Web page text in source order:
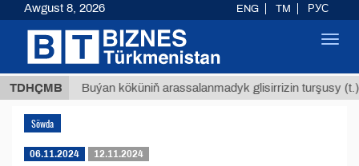
TDHÇMB
ТМТ Buýan köküniň arassalanmadyk glisirrizin turşusy (t.)
Söwda
06.11.2024 12.11.2024
Awgust 8, 2026 ENG TM РУС